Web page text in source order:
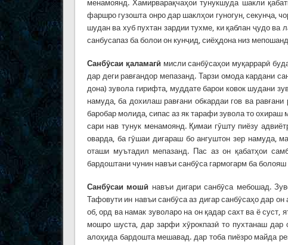
менамоянд. Хамирварақчаҳои тунукшуда шакли
фаршро гузошта онро дар шаклҳои гуногун, секунҷа,
шудан ва хуб пухтан зардии тухме, ки қаблан ҷудо
санбусапаз ба болои он кунҷид, сиёҳдона низ
Санбӯсаи қаламагӣ мисли санбӯсаҳои муқаррарӣ
дар деги равғандор мепазанд. Тарзи омода кардани
дона) зувола гирифта, муддате барои ковок шудани
намуда, ба дохилаш равғани обкардаи гов ва
баробар молида, сипас аз як тарафи зувола то охираш
сари нав тунук менамоянд. Қимаи гӯшту пиёзу
оварда, ба гӯшаи дигараш бо ангуштон зер намуда,
оташи муътадил мепазанд. Пас аз он қабатҳои
бардоштани чунин навъи санбӯса гармогарм ба
Санбӯсаи мошӣ навъи дигари санбӯса мебошад.
Тафовути ин навъи санбӯса аз дигар санбӯсаҳо дар
об, орд ва намак зуволаро на он қадар сахт ва ё
мошро шуста, дар зарфи хӯрокпазӣ то пухтанаш
алоҳида бардошта мешавад. дар тоба пиёзро майда